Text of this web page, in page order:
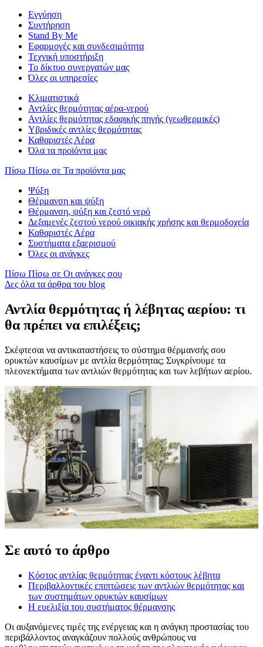
Εγγύηση
Συντήρηση
Stand By Me
Εφαρμογές και συνδεσιμότητα
Τεχνική υποστήριξη
Το δίκτυο συνεργατών μας
Όλες οι υπηρεσίες
Κλιματιστικά
Αντλίες θερμότητας αέρα-νερού
Αντλίες θερμότητας εδαφικής πηγής (γεωθερμικές)
Υβριδικές αντλίες θερμότητας
Καθαριστές Αέρα
Όλα τα προϊόντα μας
Πίσω Πίσω σε Τα προϊόντα μας
Ψύξη
Θέρμανση και ψύξη
Θέρμανση, ψύξη και ζεστό νερό
Δεξαμενές ζεστού νερού οικιακής χρήσης και θερμοδοχεία
Καθαριστές Αέρα
Συστήματα εξαερισμού
Όλες οι ανάγκες
Πίσω Πίσω σε Οι ανάγκες σου
Δες όλα τα άρθρα του blog
Αντλία θερμότητας ή λέβητας αερίου: τι
θα πρέπει να επιλέξεις;
Σκέφτεσαι να αντικαταστήσεις το σύστημα θέρμανσής σου
ορυκτών καυσίμων με αντλία θερμότητας; Συγκρίνουμε τα
πλεονεκτήματα των αντλιών θερμότητας και των λεβήτων αερίου.
Σε αυτό το άρθρο
Κόστος αντλίας θερμότητας έναντι κόστους λέβητα
Περιβαλλοντικές επιπτώσεις των αντλιών θερμότητας και
των συστημάτων ορυκτών καυσίμων
Η ευελιξία του συστήματος θέρμανσης
Οι αυξανόμενες τιμές της ενέργειας και η ανάγκη προστασίας του
περιβάλλοντος αναγκάζουν πολλούς ανθρώπους να